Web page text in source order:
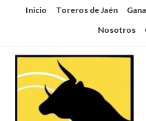
SaltarInicio Toreros de Jaén
Nosotros